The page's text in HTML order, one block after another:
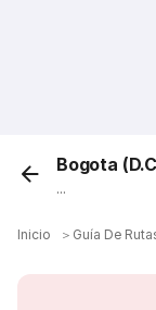
Bogota
...
Inicio ＞ Guía De